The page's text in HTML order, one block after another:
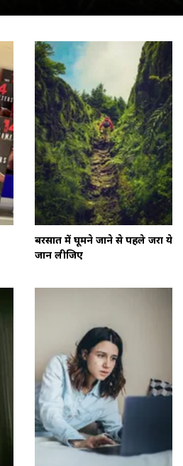
बरसात में घूमने जाने से पहले जरा ये
जान लीजिए